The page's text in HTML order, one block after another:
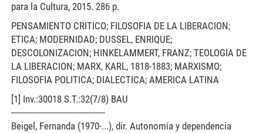
para la Cultura, 2015. 286 p.
PENSAMIENTO CRITICO; FILOSOFIA DE LA LIBERACION;
ETICA; MODERNIDAD; DUSSEL, ENRIQUE;
DESCOLONIZACION; HINKELAMMERT, FRANZ; TEOLOGIA DE
LA LIBERACION; MARX, KARL, 1818-1883; MARXISMO;
FILOSOFIA POLITICA; DIALECTICA; AMERICA LATINA
[1] Inv.:30018 S.T.:32(7/8) BAU
----------------------------------------
Beigel, Fernanda (1970-...), dir. Autonomía y dependencia